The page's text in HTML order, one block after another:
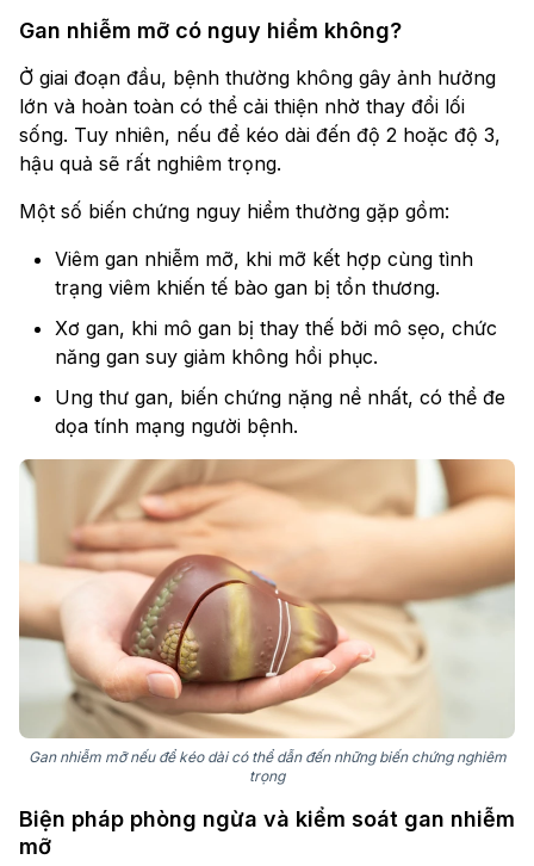
Gan nhiễm mỡ có nguy hiểm không?
Ở giai đoạn đầu, bệnh thường không gây ảnh hưởng
lớn và hoàn toàn có thể cải thiện nhờ thay đổi lối
sống. Tuy nhiên, nếu để kéo dài đến độ 2 hoặc độ 3,
hậu quả sẽ rất nghiêm trọng.
Một số biến chứng nguy hiểm thường gặp gồm:
Viêm gan nhiễm mỡ, khi mỡ kết hợp cùng tình
trạng viêm khiến tế bào gan bị tổn thương.
Xơ gan, khi mô gan bị thay thế bởi mô sẹo, chức
năng gan suy giảm không hồi phục.
Ung thư gan, biến chứng nặng nề nhất, có thể đe
dọa tính mạng người bệnh.
Gan nhiễm mỡ nếu để kéo dài có thể dẫn đến những biến chứng nghiêm
trọng
Biện pháp phòng ngừa và kiểm soát gan nhiễm
mỡ